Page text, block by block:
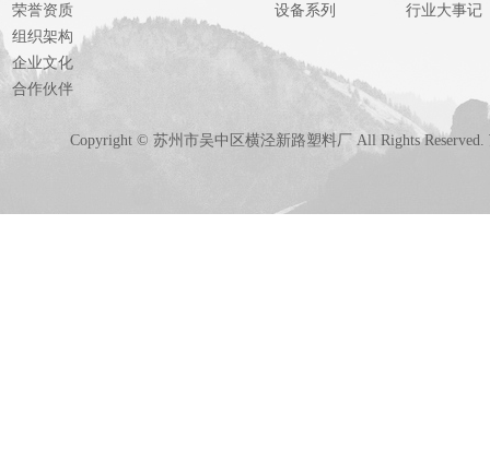
荣誉资质
组织架构
企业文化
合作伙伴
设备系列
行业大事记
Copyright © 苏州市吴中区横泾新路塑料厂 All Rights Reserved.